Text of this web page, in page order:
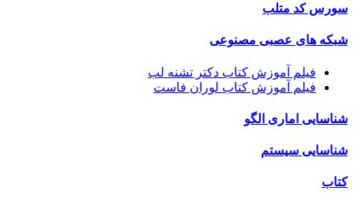
سورس کد متلب
شبکه های عصبی مصنوعی
فیلم آموزش کتاب دکتر تشنه لب
فیلم آموزش کتاب لوران فاست
شناسایی اماری الگو
شناسایی سیستم
کتاب